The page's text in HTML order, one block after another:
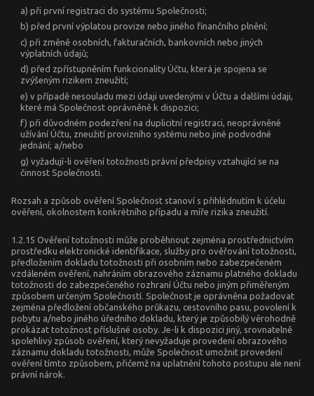
a) při první registraci do systému Společnosti;
b) před první výplatou provize nebo jiného finančního plnění;
c) při změně osobních, fakturačních, bankovních nebo jiných
výplatních údajů;
d) před zpřístupněním funkcionality Účtu, která je spojena se
zvýšeným rizikem zneužití;
e) v případě nesouladu mezi údaji uvedenými v Účtu a dalšími údaji,
které má Společnost oprávněně k dispozici;
f) při důvodném podezření na duplicitní registraci, neoprávněné
užívání Účtu, zneužití provizního systému nebo jiné podvodné
jednání; a/nebo
g) vyžadují-li ověření totožnosti právní předpisy vztahující se na
činnost Společnosti.
Rozsah a způsob ověření Společnost stanoví s přihlédnutím k účelu
ověření, okolnostem konkrétního případu a míře rizika zneužití.
1.2.15 Ověření totožnosti může proběhnout zejména prostřednictvím
prostředku elektronické identifikace, služby pro ověřování totožnosti,
předložením dokladu totožnosti při osobním nebo zabezpečeném
vzdáleném ověření, nahráním obrazového záznamu platného dokladu
totožnosti do zabezpečeného rozhraní Účtu nebo jiným přiměřeným
způsobem určeným Společností. Společnost je oprávněna požadovat
zejména předložení občanského průkazu, cestovního pasu, povolení k
pobytu a/nebo jiného úředního dokladu, který je způsobilý věrohodně
prokázat totožnost příslušné osoby. Je-li k dispozici jiný, srovnatelně
spolehlivý způsob ověření, který nevyžaduje provedení obrazového
záznamu dokladu totožnosti, může Společnost umožnit provedení
ověření tímto způsobem, přičemž na uplatnění tohoto postupu ale není
právní nárok.